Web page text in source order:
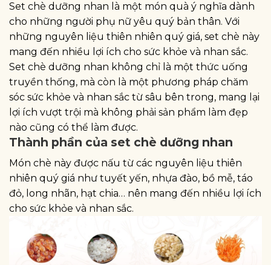
Set chè dưỡng nhan là một món quà ý nghĩa dành
cho những người phụ nữ yêu quý bản thân. Với
những nguyên liệu thiên nhiên quý giá, set chè này
mang đến nhiều lợi ích cho sức khỏe và nhan sắc.
Set chè dưỡng nhan không chỉ là một thức uống
truyền thống, mà còn là một phương pháp chăm
sóc sức khỏe và nhan sắc từ sâu bên trong, mang lại
lợi ích vượt trội mà không phải sản phẩm làm đẹp
nào cũng có thể làm được.
Thành phần của set chè dưỡng nhan
Món chè này được nấu từ các nguyên liệu thiên
nhiên quý giá như tuyết yến, nhựa đào, bồ mễ, táo
đỏ, long nhãn, hạt chia… nên mang đến nhiều lợi ích
cho sức khỏe và nhan sắc.